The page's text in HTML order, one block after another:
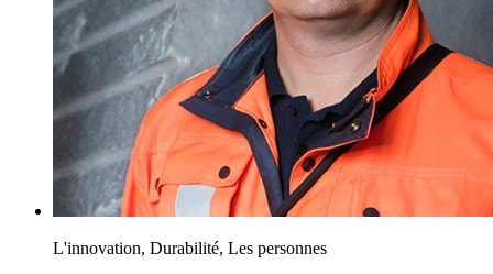
L'innovation, Durabilité, Les personnes